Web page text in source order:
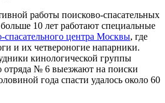
работы поисково-спасательных
10 лет работают специальные
центра Москвы, где
и их четвероногие напарники.
кинологической группы
отряда № 6 выезжают на поиски
года спасти удалось около 60